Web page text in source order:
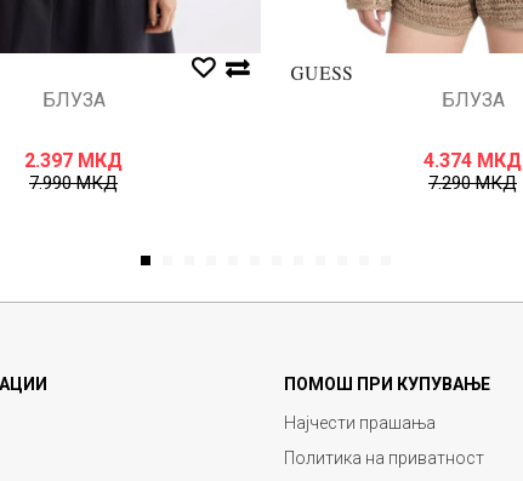
БЛУЗА
2.397 МКД
7.990МКД
БЛУЗА
4.374 МКД
7.290МКД
1
ПОМОШ ПРИ КУПУВАЊЕ
Најчести прашања
Политика на приватност